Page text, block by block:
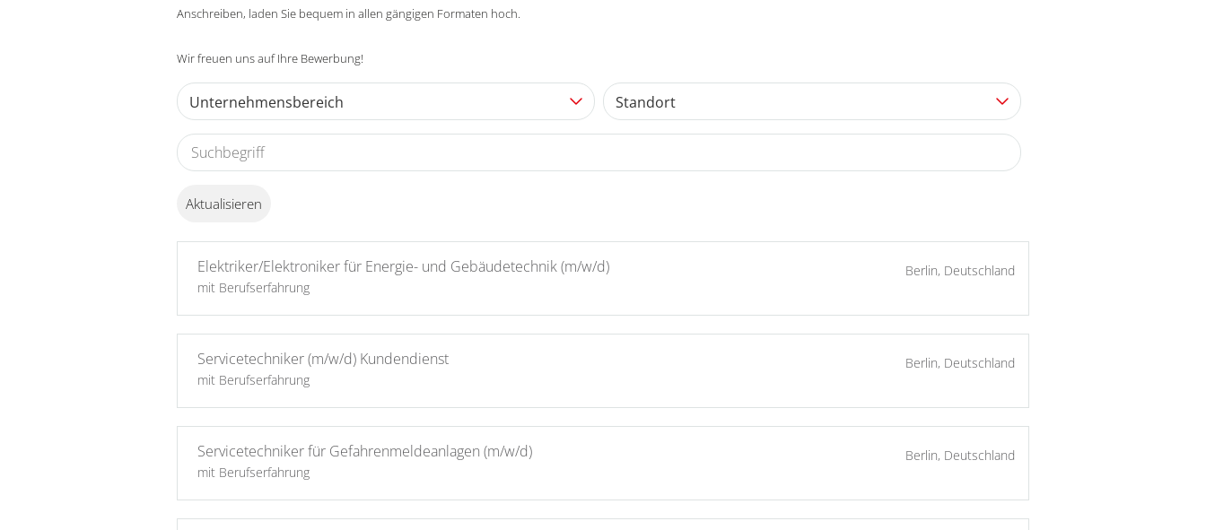
Anschreiben, laden Sie bequem in allen gängigen Formaten hoch.
Wir freuen uns auf Ihre Bewerbung!
Unternehmensbereich Standort
Aktualisieren
Elektriker/Elektroniker für Energie- und Gebäudetechnik (m/w/d)
mit Berufserfahrung
Berlin, Deutschland
Servicetechniker (m/w/d) Kundendienst
mit Berufserfahrung
Berlin, Deutschland
Servicetechniker für Gefahrenmeldeanlagen (m/w/d)
mit Berufserfahrung
Berlin, Deutschland